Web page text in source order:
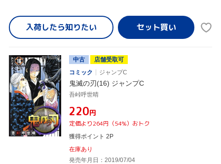
入荷したら知りたい
中古
店舗受取可
コミック
ジャンプC
鬼滅の刃(16) ジャンプC
吾峠呼世晴
¥220円
定価より264円（54%）おトク
獲得ポイント 2P
在庫あり
発売年月日：2019/07/04